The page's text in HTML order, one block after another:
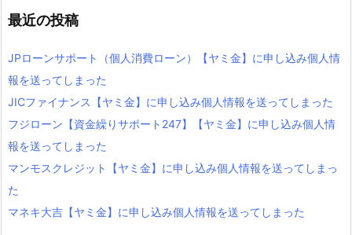
最近の投稿
JPローンサポート（個人消費ローン）【ヤミ金】に申し込み個人情
報を送ってしまった
JICファイナンス【ヤミ金】に申し込み個人情報を送ってしまった
フジローン【資金繰りサポート247】【ヤミ金】に申し込み個人情
報を送ってしまった
マンモスクレジット【ヤミ金】に申し込み個人情報を送ってしまっ
た
マネキ大吉【ヤミ金】に申し込み個人情報を送ってしまった